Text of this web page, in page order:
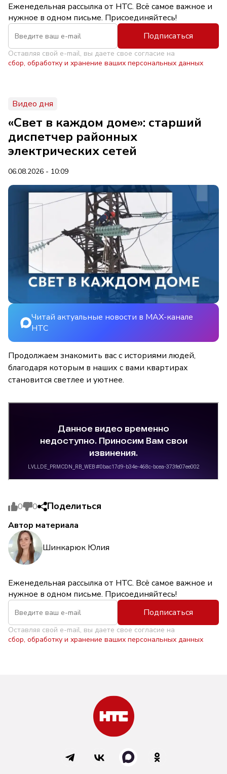
Еженедельная рассылка от НТС. Всё самое важное и
нужное в одном письме. Присоединяйтесь!
Подписаться
Оставляя свой e-mail, вы даете свое согласие на
сбор, обработку и хранение ваших персональных данных
Видео дня
«Свет в каждом доме»: старший
диспетчер районных
электрических сетей
06.08.2026 - 10:09
Читай актуальные новости в MAX-канале
НТС
Продолжаем знакомить вас с историями людей,
благодаря которым в наших с вами квартирах
становится светлее и уютнее.
0 0 Поделиться
Автор материала
Шинкарюк Юлия
Еженедельная рассылка от НТС. Всё самое важное и
нужное в одном письме. Присоединяйтесь!
Подписаться
Оставляя свой e-mail, вы даете свое согласие на
сбор, обработку и хранение ваших персональных данных